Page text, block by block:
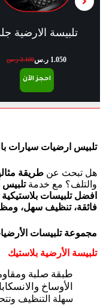
تلبيسة
200 ر.س 100 ر.س
احجز الآن
تلبيس ارضيات سيارات
هل تبحث عن طريقة
والتلف؟ مع خدمة تلبيس
افضل تلبيسات
فائقة، تنظيف سهل،
مجموعة تلبيسات
تلبيسة الأرضية بلاستيك
طبقة صلبة
الأوساخ
سهلة التنظيف